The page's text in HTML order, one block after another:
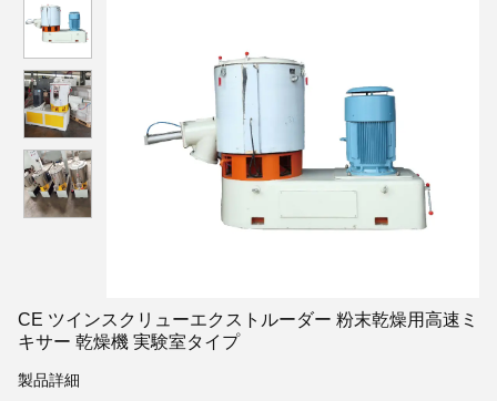
CE ツインスクリューエクストルーダー 粉末乾燥用高速ミ
キサー 乾燥機 実験室タイプ
製品詳細